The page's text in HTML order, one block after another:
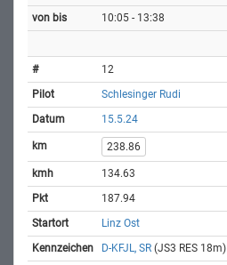
10:05 - 13:38
12
Schlesinger Rudi
15.5.24
238.86
134.63
187.94
Linz Ost
D-KFJL, SR (JS3 RES 18m)